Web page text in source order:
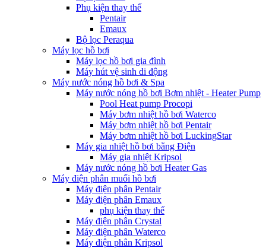
Phụ kiện thay thế
Pentair
Emaux
Bộ lọc Peraqua
Máy lọc hồ bơi
Máy lọc hồ bơi gia đình
Máy hút vệ sinh di động
Máy nước nóng hồ bơi & Spa
Máy nước nóng hồ bơi Bơm nhiệt - Heater Pump
Pool Heat pump Procopi
Máy bơm nhiệt hồ bơi Waterco
Máy bơm nhiệt hồ bơi Pentair
Máy bơm nhiệt hồ bơi LuckingStar
Máy gia nhiệt hồ bơi bằng Điện
Máy gia nhiệt Kripsol
Máy nước nóng hồ bơi Heater Gas
Máy điện phân muối hồ bơi
Máy điện phân Pentair
Máy điện phân Emaux
phụ kiện thay thế
Máy điện phân Crystal
Máy điện phân Waterco
Máy điện phân Kripsol